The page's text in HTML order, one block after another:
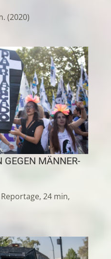
(2020)
GEGEN MÄNNER-
24 min,